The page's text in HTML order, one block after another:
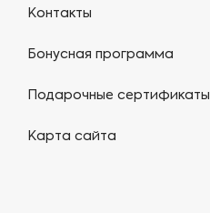
Контакты
Бонусная программа
Подарочные сертификаты
Карта сайта